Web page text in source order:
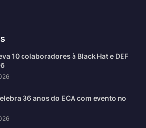
10 colaboradores à Black Hat e DEF
36 anos do ECA com evento no